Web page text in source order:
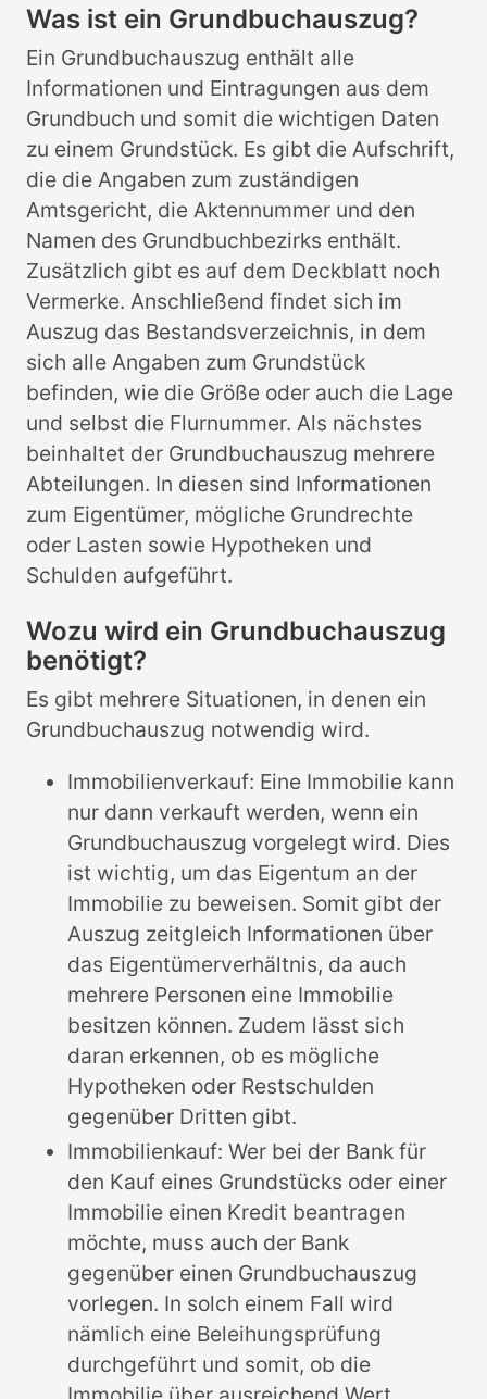
Was ist ein Grundbuchauszug?
Ein Grundbuchauszug enthält alle
Informationen und Eintragungen aus dem
Grundbuch und somit die wichtigen Daten
zu einem Grundstück. Es gibt die Aufschrift,
die die Angaben zum zuständigen
Amtsgericht, die Aktennummer und den
Namen des Grundbuchbezirks enthält.
Zusätzlich gibt es auf dem Deckblatt noch
Vermerke. Anschließend findet sich im
Auszug das Bestandsverzeichnis, in dem
sich alle Angaben zum Grundstück
befinden, wie die Größe oder auch die Lage
und selbst die Flurnummer. Als nächstes
beinhaltet der Grundbuchauszug mehrere
Abteilungen. In diesen sind Informationen
zum Eigentümer, mögliche Grundrechte
oder Lasten sowie Hypotheken und
Schulden aufgeführt.
Wozu wird ein Grundbuchauszug
benötigt?
Es gibt mehrere Situationen, in denen ein
Grundbuchauszug notwendig wird.
Immobilienverkauf: Eine Immobilie kann
nur dann verkauft werden, wenn ein
Grundbuchauszug vorgelegt wird. Dies
ist wichtig, um das Eigentum an der
Immobilie zu beweisen. Somit gibt der
Auszug zeitgleich Informationen über
das Eigentümerverhältnis, da auch
mehrere Personen eine Immobilie
besitzen können. Zudem lässt sich
daran erkennen, ob es mögliche
Hypotheken oder Restschulden
gegenüber Dritten gibt.
Immobilienkauf: Wer bei der Bank für
den Kauf eines Grundstücks oder einer
Immobilie einen Kredit beantragen
möchte, muss auch der Bank
gegenüber einen Grundbuchauszug
vorlegen. In solch einem Fall wird
nämlich eine Beleihungsprüfung
durchgeführt und somit, ob die